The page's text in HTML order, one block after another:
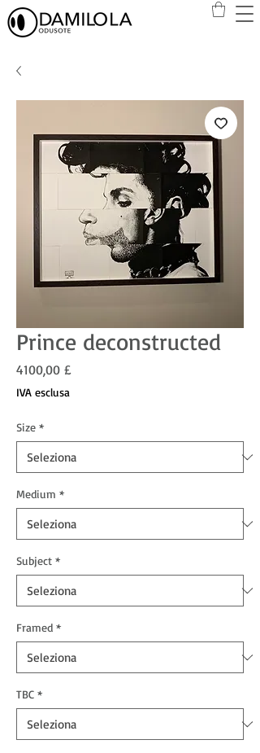
Prince deconstructed
4100,00 £Prezzo
IVA esclusa
Size *
Medium *
Subject *
Framed *
TBC *